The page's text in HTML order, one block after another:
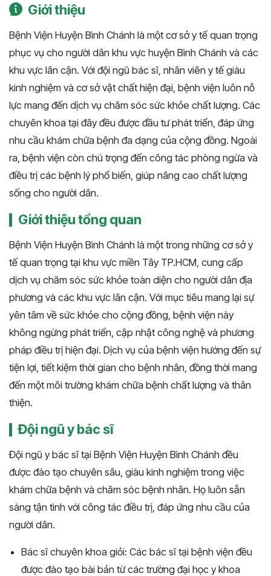
Giới thiệu
Bệnh Viện Huyện Bình Chánh là một cơ sở y tế quan trọng
phục vụ cho người dân khu vực huyện Bình Chánh và các
khu vực lân cận. Với đội ngũ bác sĩ, nhân viên y tế giàu
kinh nghiệm và cơ sở vật chất hiện đại, bệnh viện luôn nỗ
lực mang đến dịch vụ chăm sóc sức khỏe chất lượng. Các
chuyên khoa tại đây đều được đầu tư phát triển, đáp ứng
nhu cầu khám chữa bệnh đa dạng của cộng đồng. Ngoài
ra, bệnh viện còn chú trọng đến công tác phòng ngừa và
điều trị các bệnh lý phổ biến, giúp nâng cao chất lượng
sống cho người dân.
Giới thiệu tổng quan
Bệnh Viện Huyện Bình Chánh là một trong những cơ sở y
tế quan trọng tại khu vực miền Tây TP.HCM, cung cấp
dịch vụ chăm sóc sức khỏe toàn diện cho người dân địa
phương và các khu vực lân cận. Với mục tiêu mang lại sự
yên tâm về sức khỏe cho cộng đồng, bệnh viện này
không ngừng phát triển, cập nhật công nghệ và phương
pháp điều trị hiện đại. Dịch vụ của bệnh viện hướng đến sự
tiện lợi, tiết kiệm thời gian cho bệnh nhân, đồng thời mang
đến một môi trường khám chữa bệnh chất lượng và thân
thiện.
Đội ngũ y bác sĩ
Đội ngũ y bác sĩ tại Bệnh Viện Huyện Bình Chánh đều
được đào tạo chuyên sâu, giàu kinh nghiệm trong việc
khám chữa bệnh và chăm sóc bệnh nhân. Họ luôn sẵn
sàng tận tình với công tác điều trị, đáp ứng nhu cầu của
người dân.
Bác sĩ chuyên khoa giỏi: Các bác sĩ tại bệnh viện đều
được đào tạo bài bản từ các trường đại học y khoa